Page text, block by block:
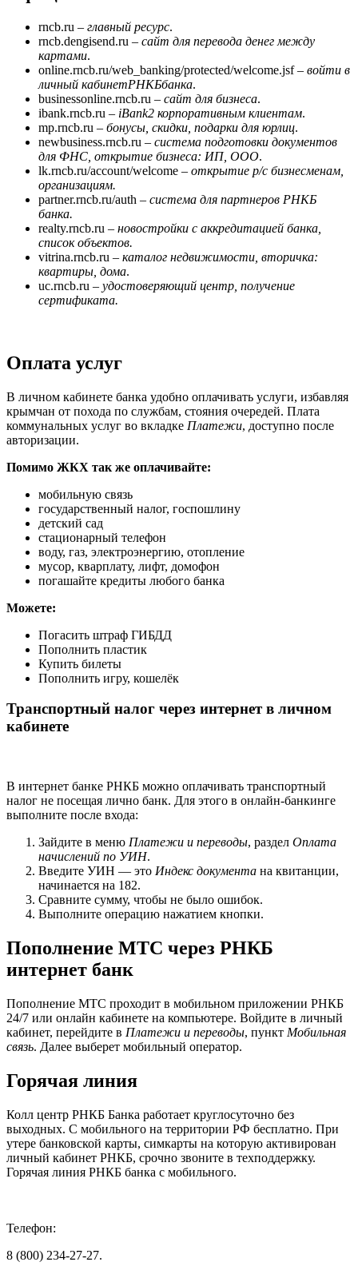
rncb.ru – главный ресурс.
rncb.dengisend.ru – сайт для перевода денег между
картами.
online.rncb.ru/web_banking/protected/welcome.jsf – войти в
личный кабинетРНКБбанка.
businessonline.rncb.ru – сайт для бизнеса.
ibank.rncb.ru – iBank2 корпоративным клиентам.
mp.rncb.ru – бонусы, скидки, подарки для юрлиц.
newbusiness.rncb.ru – система подготовки документов
для ФНС, открытие бизнеса: ИП, ООО.
lk.rncb.ru/account/welcome – открытие р/с бизнесменам,
организациям.
partner.rncb.ru/auth – система для партнеров РНКБ
банка.
realty.rncb.ru – новостройки с аккредитацией банка,
список объектов.
vitrina.rncb.ru – каталог недвижимости, вторичка:
квартиры, дома.
uc.rncb.ru – удостоверяющий центр, получение
сертификата.
Оплата услуг
В личном кабинете банка удобно оплачивать услуги, избавляя
крымчан от похода по службам, стояния очередей. Плата
коммунальных услуг во вкладке Платежи, доступно после
авторизации.
Помимо ЖКХ так же оплачивайте:
мобильную связь
государственный налог, госпошлину
детский сад
стационарный телефон
воду, газ, электроэнергию, отопление
мусор, кварплату, лифт, домофон
погашайте кредиты любого банка
Можете:
Погасить штраф ГИБДД
Пополнить пластик
Купить билеты
Пополнить игру, кошелёк
Транспортный налог через интернет в личном
кабинете
В интернет банке РНКБ можно оплачивать транспортный
налог не посещая лично банк. Для этого в онлайн-банкинге
выполните после входа:
Зайдите в меню Платежи и переводы, раздел Оплата
начислений по УИН.
Введите УИН — это Индекс документа на квитанции,
начинается на 182.
Сравните сумму, чтобы не было ошибок.
Выполните операцию нажатием кнопки.
Пополнение МТС через РНКБ
интернет банк
Пополнение МТС проходит в мобильном приложении РНКБ
24/7 или онлайн кабинете на компьютере. Войдите в личный
кабинет, перейдите в Платежи и переводы, пункт Мобильная
связь. Далее выберет мобильный оператор.
Горячая линия
Колл центр РНКБ Банка работает круглосуточно без
выходных. С мобильного на территории РФ бесплатно. При
утере банковской карты, симкарты на которую активирован
личный кабинет РНКБ, срочно звоните в техподдержку.
Горячая линия РНКБ банка с мобильного.
Телефон:
8 (800) 234-27-27.